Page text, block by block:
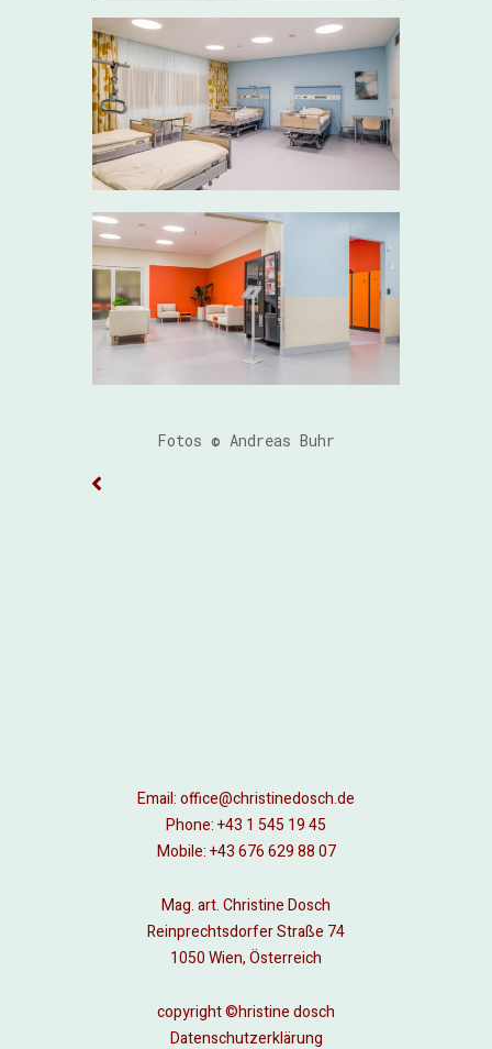
Fotos © Andreas Buhr
Email:office@christinedosch.de
Phone:+43 1 545 19 45
Mobile:+43 676 629 88 07
Mag. art. Christine Dosch
Reinprechtsdorfer Straße 74
1050 Wien, Österreich
copyright ©hristine dosch
Datenschutzerklärung